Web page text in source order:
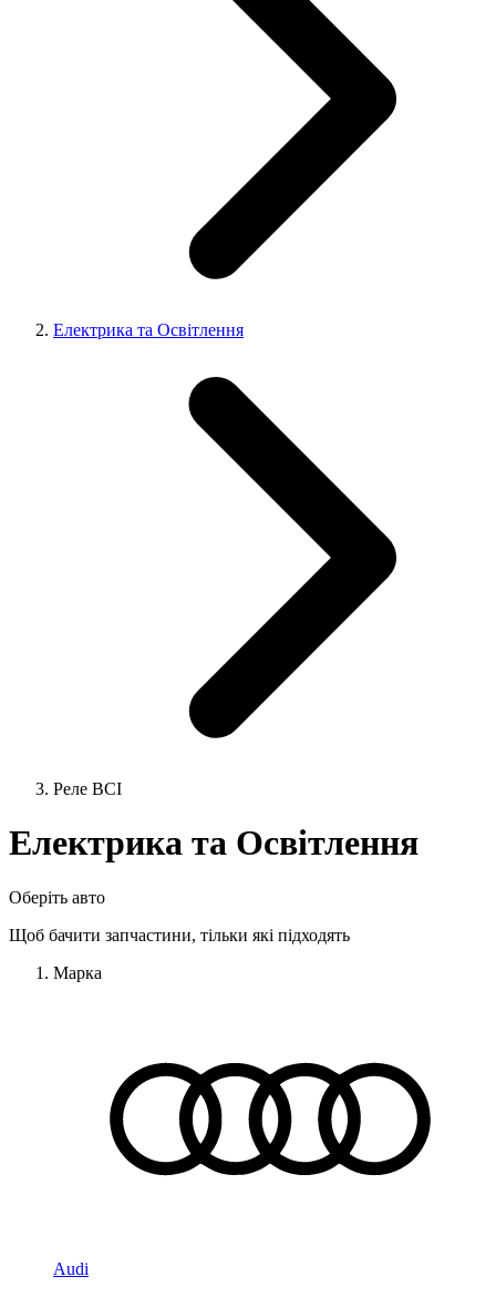
Електрика та Освітлення
Реле ВСІ
Електрика та Освітлення
Оберіть авто
Щоб бачити запчастини, тільки які підходять
Марка
Audi